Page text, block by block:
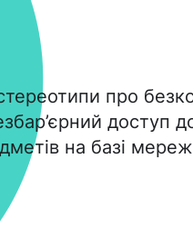
про
доступ
на базі